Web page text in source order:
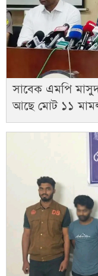
সাবেক এমপি
আছে মোট ১১